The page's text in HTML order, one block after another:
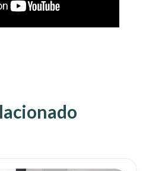
Ver noticia